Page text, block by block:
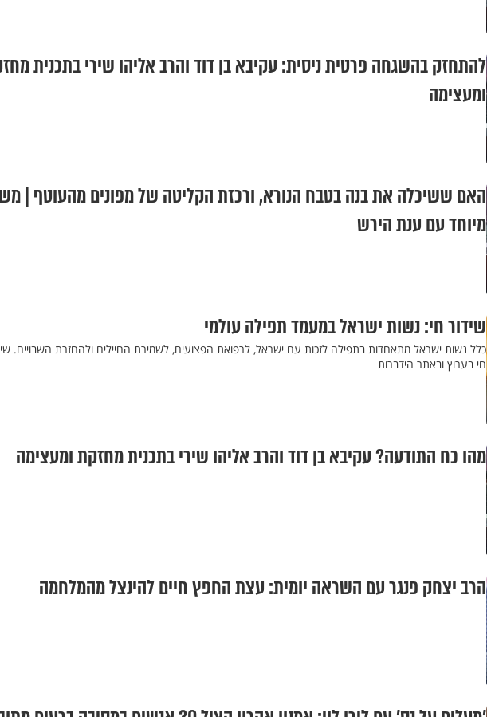
להתחזק בהשגחה פרטית ניסית: עקיבא בן דוד והרב אליהו שירי בתכנית
ומעצימה
האם ששיכלה את בנה בטבח הנורא, ורכזת הקליטה של מפונים מהעוטף |
מיוחד עם ענת הירש
שידור חי: נשות ישראל במעמד תפילה עולמי
כלל נשות ישראל מתאחדות בתפילה לזכות עם ישראל, לרפואת הפצועים, לשמירת החיילים ולהחזרת השבויים.
חי בערוץ ובאתר הידברות
מהו כח התודעה? עקיבא בן דוד והרב אליהו שירי בתכנית מחזקת ומעצימה
הרב יצחק פנגר עם השראה יומית: עצת החפץ חיים להינצל מהמלחמה